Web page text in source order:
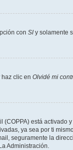
con SI y solamente
clic en Olvidé mi
está activado
ya sea por ti
seguramente la
Administración.